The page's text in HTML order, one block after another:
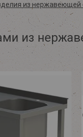
из нержавеющей
из